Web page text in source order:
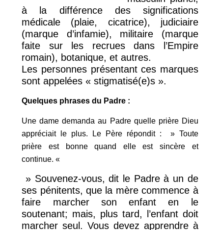
à la différence des significations
médicale (plaie, cicatrice), judiciaire
(marque d’infamie), militaire (marque
faite sur les recrues dans l’Empire
romain), botanique, et autres.
Les personnes présentant ces marques
sont appelées « stigmatisé(e)s ».
Quelques phrases du Padre :
Une dame demanda au Padre quelle prière Dieu
appréciait le plus. Le Père répondit : » Toute
prière est bonne quand elle est sincère et
continue. «
» Souvenez-vous, dit le Padre à un de
ses pénitents, que la mère commence à
faire marcher son enfant en le
soutenant; mais, plus tard, l’enfant doit
marcher seul. Vous devez apprendre à